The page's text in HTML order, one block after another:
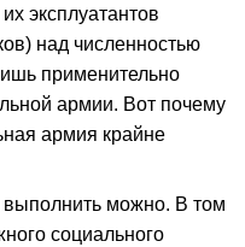
эксплуатантов
над численностью
применительно
армии. Вот почему
армия крайне
выполнить можно. В том
социального